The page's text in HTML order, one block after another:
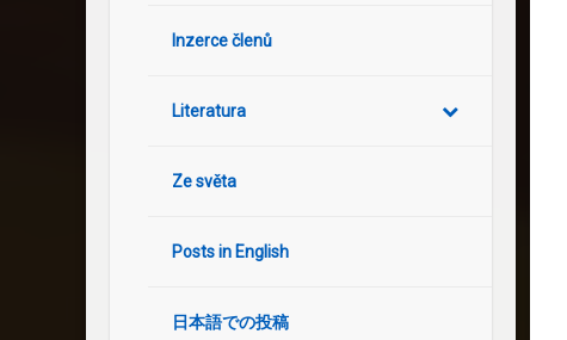
Inzerce členů
Literatura
Ze světa
Posts in English
日本語での投稿